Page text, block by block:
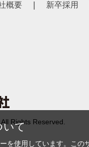
概要 新卒採用
Rights Reserved.
いて
を使用しています。この